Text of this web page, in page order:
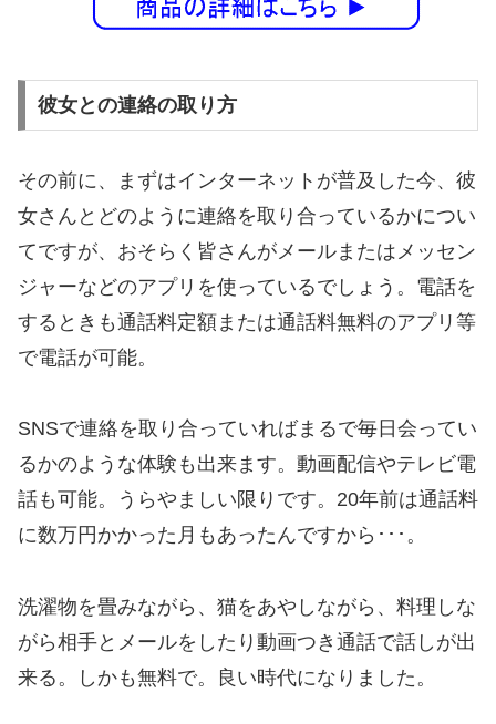
彼女との連絡の取り方
その前に、まずはインターネットが普及した今、彼
女さんとどのように連絡を取り合っているかについ
てですが、おそらく皆さんがメールまたはメッセン
ジャーなどのアプリを使っているでしょう。電話を
するときも通話料定額または通話料無料のアプリ等
で電話が可能。
SNSで連絡を取り合っていればまるで毎日会ってい
るかのような体験も出来ます。動画配信やテレビ電
話も可能。うらやましい限りです。20年前は通話料
に数万円かかった月もあったんですから･･･。
洗濯物を畳みながら、猫をあやしながら、料理しな
がら相手とメールをしたり動画つき通話で話しが出
来る。しかも無料で。良い時代になりました。